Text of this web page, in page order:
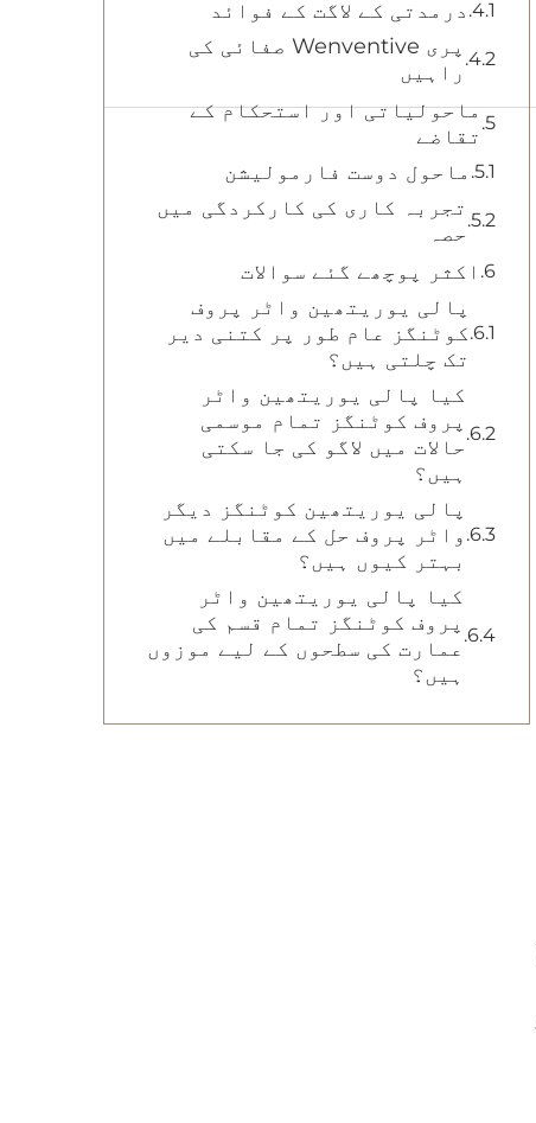
درمدتی کے لاگت کے فوائد
پری Wenventive صفائی کی
راہیں
ماحولیاتی اور استحکام کے
تقاضے
ماحول دوست فارمولیشن
تجربہ کاری کی کارکردگی میں
حصہ
اکثر پوچھے گئے سوالات
پالی یوریتھین واٹر پروف
کوٹنگز عام طور پر کتنی دیر
تک چلتی ہیں؟
کیا پالی یوریتھین واٹر
پروف کوٹنگز تمام موسمی
حالات میں لاگو کی جا سکتی
ہیں؟
پالی یوریتھین کوٹنگز دیگر
واٹر پروف حل کے مقابلے میں
بہتر کیوں ہیں؟
کیا پالی یوریتھین واٹر
پروف کوٹنگز تمام قسم کی
عمارت کی سطحوں کے لیے موزوں
ہیں؟